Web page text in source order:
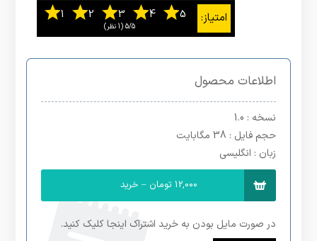
5/5 ‫(1 نظر)
اطلاعات محصول
نسخه : 1.0
حجم فایل : 38 مگابایت
زبان : انگلیسی
12,000 تومان – خرید
در صورت مایل بودن به خرید اشتراک اینجا کلیک کنید.